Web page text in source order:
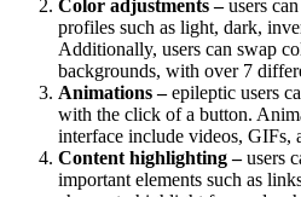
Color adjustments –users
profiles such as light, dark,
Additionally, users can swap
backgrounds, with over 7
Animations –epileptic users
with the click of a button.
interface include videos, GIFs,
Content highlighting –users
important elements such as